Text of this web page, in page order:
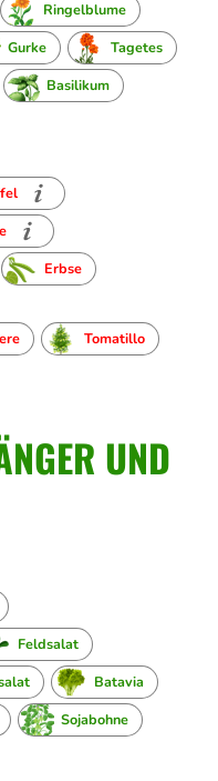
Ringelblume
Gurke
Tagetes
Basilikum
Erbse
Tomatillo
UND
Feldsalat
Batavia
Sojabohne